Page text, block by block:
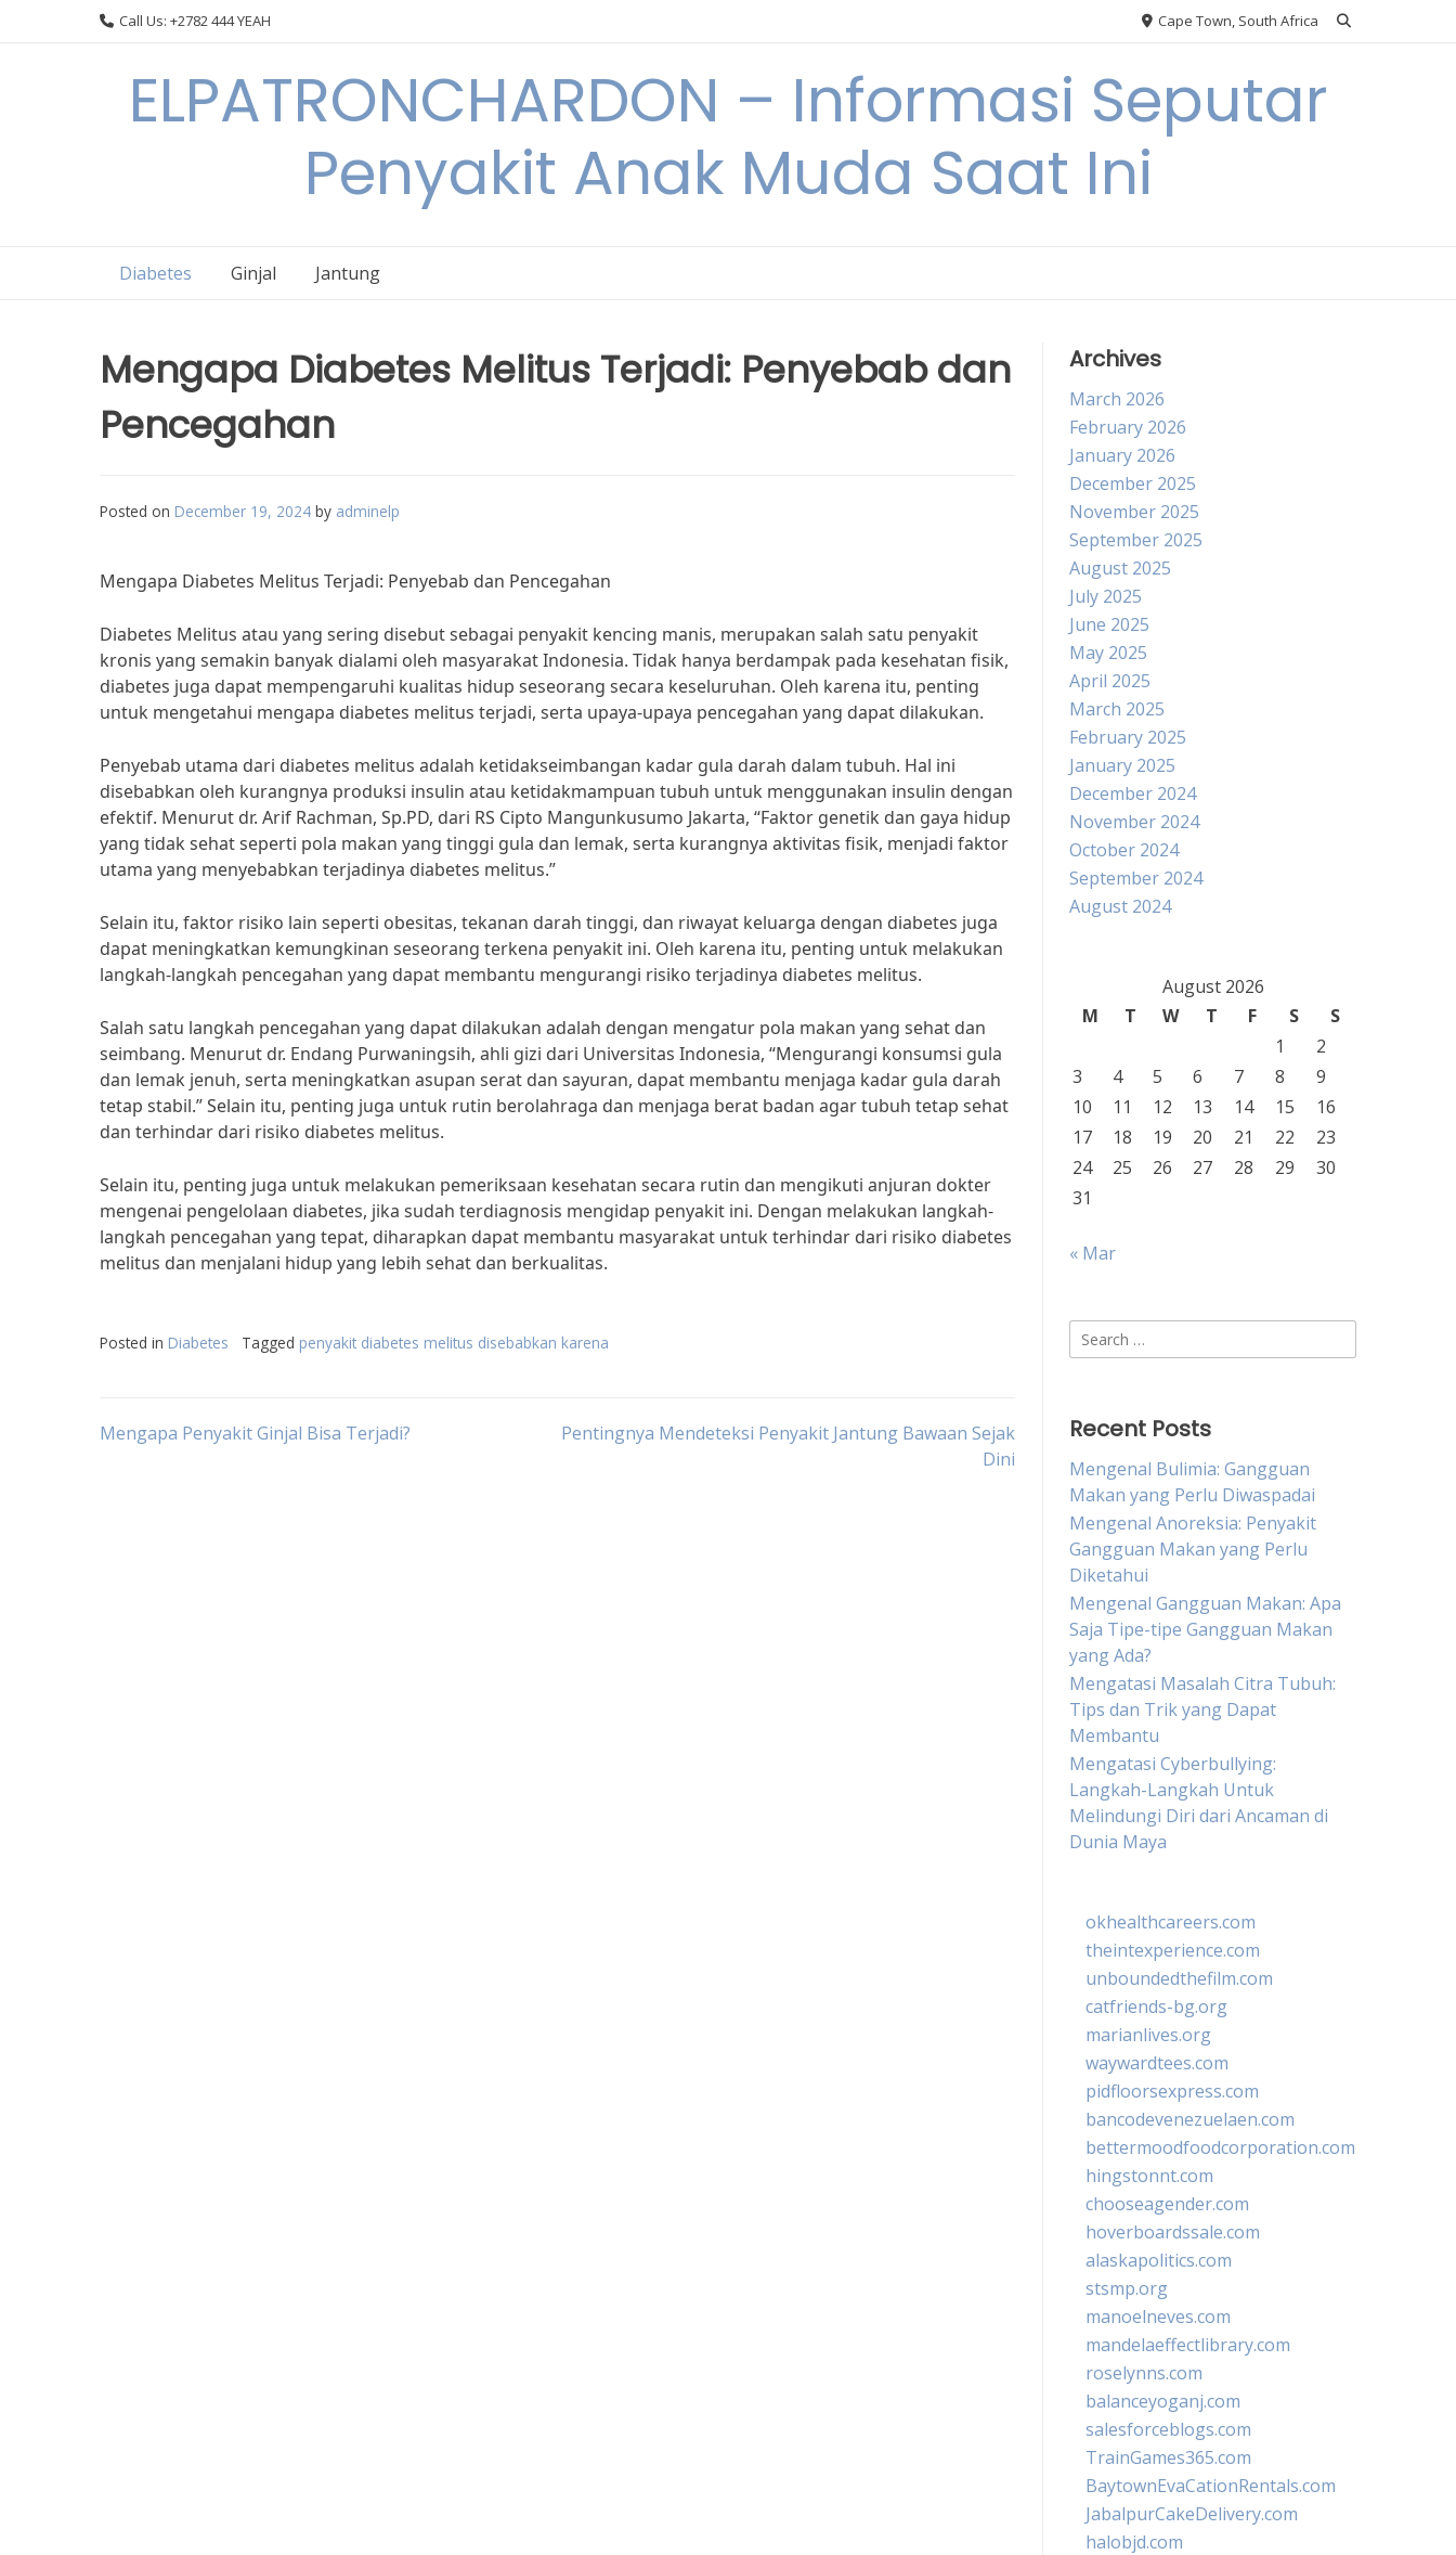
Call Us: +2782 444 YEAH Cape Town, South Africa
ELPATRONCHARDON – Informasi Seputar
Penyakit Anak Muda Saat Ini
Diabetes Ginjal Jantung
Mengapa Diabetes Melitus Terjadi: Penyebab dan
Pencegahan
Posted on December 19, 2024 by adminelp
Mengapa Diabetes Melitus Terjadi: Penyebab dan Pencegahan
Diabetes Melitus atau yang sering disebut sebagai penyakit kencing manis, merupakan salah satu penyakit
kronis yang semakin banyak dialami oleh masyarakat Indonesia. Tidak hanya berdampak pada kesehatan fisik,
diabetes juga dapat mempengaruhi kualitas hidup seseorang secara keseluruhan. Oleh karena itu, penting
untuk mengetahui mengapa diabetes melitus terjadi, serta upaya-upaya pencegahan yang dapat dilakukan.
Penyebab utama dari diabetes melitus adalah ketidakseimbangan kadar gula darah dalam tubuh. Hal ini
disebabkan oleh kurangnya produksi insulin atau ketidakmampuan tubuh untuk menggunakan insulin dengan
efektif. Menurut dr. Arif Rachman, Sp.PD, dari RS Cipto Mangunkusumo Jakarta, “Faktor genetik dan gaya hidup
yang tidak sehat seperti pola makan yang tinggi gula dan lemak, serta kurangnya aktivitas fisik, menjadi faktor
utama yang menyebabkan terjadinya diabetes melitus.”
Selain itu, faktor risiko lain seperti obesitas, tekanan darah tinggi, dan riwayat keluarga dengan diabetes juga
dapat meningkatkan kemungkinan seseorang terkena penyakit ini. Oleh karena itu, penting untuk melakukan
langkah-langkah pencegahan yang dapat membantu mengurangi risiko terjadinya diabetes melitus.
Salah satu langkah pencegahan yang dapat dilakukan adalah dengan mengatur pola makan yang sehat dan
seimbang. Menurut dr. Endang Purwaningsih, ahli gizi dari Universitas Indonesia, “Mengurangi konsumsi gula
dan lemak jenuh, serta meningkatkan asupan serat dan sayuran, dapat membantu menjaga kadar gula darah
tetap stabil.” Selain itu, penting juga untuk rutin berolahraga dan menjaga berat badan agar tubuh tetap sehat
dan terhindar dari risiko diabetes melitus.
Selain itu, penting juga untuk melakukan pemeriksaan kesehatan secara rutin dan mengikuti anjuran dokter
mengenai pengelolaan diabetes, jika sudah terdiagnosis mengidap penyakit ini. Dengan melakukan langkah-
langkah pencegahan yang tepat, diharapkan dapat membantu masyarakat untuk terhindar dari risiko diabetes
melitus dan menjalani hidup yang lebih sehat dan berkualitas.
Posted in Diabetes Tagged penyakit diabetes melitus disebabkan karena
Post
Mengapa Penyakit Ginjal Bisa Terjadi?
Pentingnya Mendeteksi Penyakit Jantung Bawaan Sejak
Dini
Archives
March 2026
February 2026
January 2026
December 2025
November 2025
September 2025
August 2025
July 2025
June 2025
May 2025
April 2025
March 2025
February 2025
January 2025
December 2024
November 2024
October 2024
September 2024
August 2024
August 2026
M
T W T F S
S
1
2
3
4 5 6 7 8
9
10
11 12 13 14 15
16
17
18 19 20 21 22
23
24
25 26 27 28 29
30
31
« Mar
Search
for:
Recent Posts
Mengenal Bulimia: Gangguan
Makan yang Perlu Diwaspadai
Mengenal Anoreksia: Penyakit
Gangguan Makan yang Perlu
Diketahui
Mengenal Gangguan Makan: Apa
Saja Tipe-tipe Gangguan Makan
yang Ada?
Mengatasi Masalah Citra Tubuh:
Tips dan Trik yang Dapat
Membantu
Mengatasi Cyberbullying:
Langkah-Langkah Untuk
Melindungi Diri dari Ancaman di
Dunia Maya
okhealthcareers.com
theintexperience.com
unboundedthefilm.com
catfriends-bg.org
marianlives.org
waywardtees.com
pidfloorsexpress.com
bancodevenezuelaen.com
bettermoodfoodcorporation.com
hingstonnt.com
chooseagender.com
hoverboardssale.com
alaskapolitics.com
stsmp.org
manoelneves.com
mandelaeffectlibrary.com
roselynns.com
balanceyoganj.com
salesforceblogs.com
TrainGames365.com
BaytownEvaCationRentals.com
JabalpurCakeDelivery.com
halobjd.com